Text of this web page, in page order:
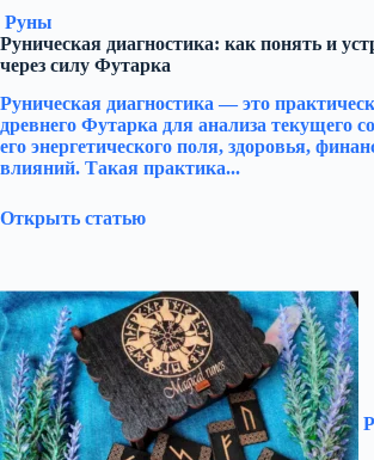
Руны
Руническая диагностика: как понять и
через силу Футарка
Руническая диагностика — это
древнего Футарка для анализа текущего
его энергетического поля, здоровья,
влияний. Такая практика...
Открыть статью